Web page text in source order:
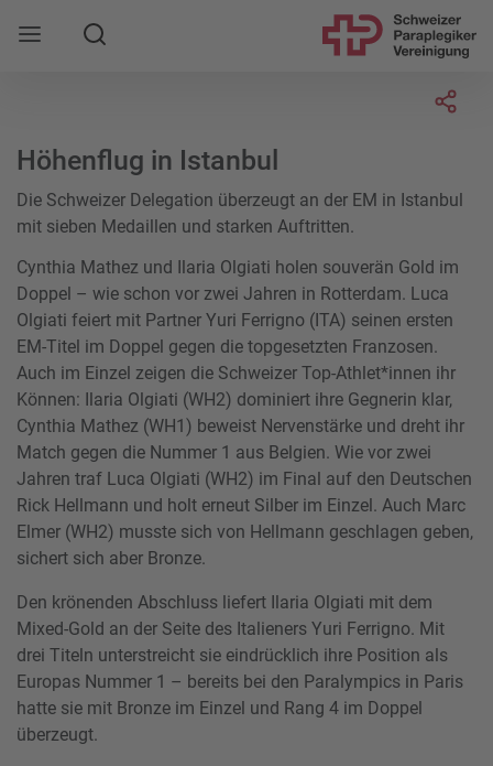
Mobile Navigation öffnen
Suche
Höhenflug in Istanbul
Die Schweizer Delegation überzeugt an der EM in Istanbul
mit sieben Medaillen und starken Auftritten.
Cynthia Mathez und Ilaria Olgiati holen souverän Gold im
Doppel – wie schon vor zwei Jahren in Rotterdam. Luca
Olgiati feiert mit Partner Yuri Ferrigno (ITA) seinen ersten
EM-Titel im Doppel gegen die topgesetzten Franzosen.
Auch im Einzel zeigen die Schweizer Top-Athlet*innen ihr
Können: Ilaria Olgiati (WH2) dominiert ihre Gegnerin klar,
Cynthia Mathez (WH1) beweist Nervenstärke und dreht ihr
Match gegen die Nummer 1 aus Belgien. Wie vor zwei
Jahren traf Luca Olgiati (WH2) im Final auf den Deutschen
Rick Hellmann und holt erneut Silber im Einzel. Auch Marc
Elmer (WH2) musste sich von Hellmann geschlagen geben,
sichert sich aber Bronze.
Den krönenden Abschluss liefert Ilaria Olgiati mit dem
Mixed-Gold an der Seite des Italieners Yuri Ferrigno. Mit
drei Titeln unterstreicht sie eindrücklich ihre Position als
Europas Nummer 1 – bereits bei den Paralympics in Paris
hatte sie mit Bronze im Einzel und Rang 4 im Doppel
überzeugt.